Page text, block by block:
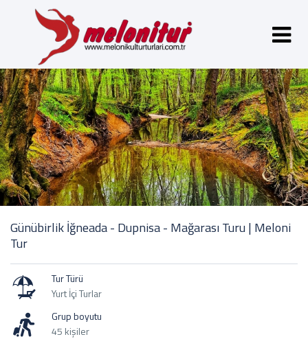
Günübirlik İğneada - Dupnisa - Mağarası Turu | Meloni
Tur
Tur Türü
Yurt İçi Turlar
Grup boyutu
45 kişiler